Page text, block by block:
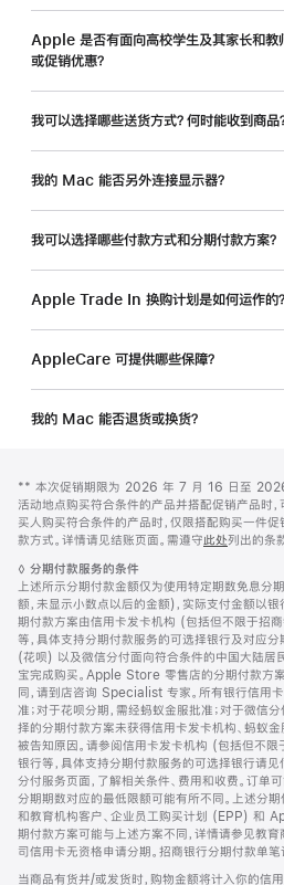
新
Mac
能
省
一
Apple 是否有面向高校学生及其家长和教
或促销优惠？
我可以选择哪些送货方式？何时能收到商品
我的 Mac 能否另外连接显示器？
我可以选择哪些付款方式和分期付款方案？
Apple Trade In 换购计划是如何运作的？
AppleCare 可提供哪些保障？
我的 Mac 能否退货或换货？
页
页
脚
脚
注
** 本次促销期限为 2026 年 7 月 16 日至
活动地点购买符合条件的产品并搭配促销产品时
买人购买符合条件的产品时，仅限搭配购买一件
款方式。详情请见结账页面。需遵守此处列出的条
脚
注
◊ 分期付款服务的条件
上述所示分期付款金额仅为使用特定期数免息分
额，未显示小数点以后的金额)，实际支付金额以
期付款方案由信用卡发卡机构 (包括但不限于招商
等，具体支持分期付款服务的可选择银行及对应
(花呗) 以及微信分付面向符合条件的中国大陆居
宝完成购买。Apple Store 零售店的分期付款
同，请到店咨询 Specialist 专家。所有银行信用
准；对于花呗分期，需经蚂蚁金服批准；对于微信
择的分期付款方案未获得信用卡发卡机构、蚂蚁
被告知原因。请参阅信用卡发卡机构 (包括但不限
银行等，具体支持分期付款服务的可选择银行请
分付服务页面，了解相关条件、费用和收费。订单
分期期数对应的最低限额可能有所不同。上述分
和教育机构客户、企业员工购买计划 (EPP) 和
期付款方案可能与上述方案不同，详情请参见教育
司信用卡无资格申请分期。招商银行分期付款单
当商品有货并/或发货时，购物金额将计入你的信